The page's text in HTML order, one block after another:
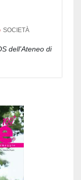
SOCIETÀ
dell'Ateneo di